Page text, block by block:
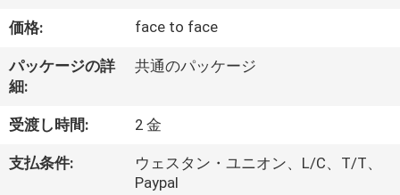
わ
た
ち
価格: face to face
パッケージの詳
細:
共通のパッケージ
受渡し時間: 2 金
支払条件:
ウェスタン・ユニオン、L/C、T/T、
Paypal